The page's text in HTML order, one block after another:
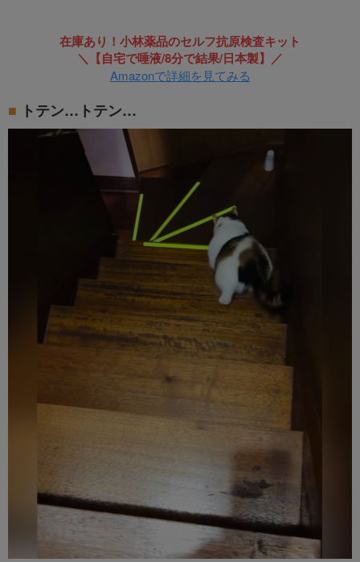
在庫あり！小林薬品のセルフ抗原検査キット
＼【自宅で唾液/8分で結果/日本製】／
Amazonで詳細を見てみる
トテン…トテン…